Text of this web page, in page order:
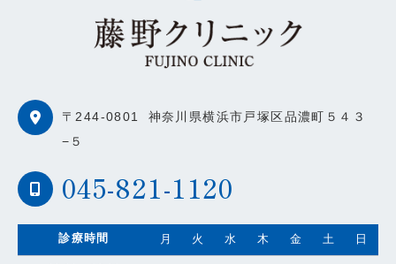
〒244-0801
神奈川県横浜市戸塚区品濃町５４３
−５
045-821-1120
診療時間 月 火 水 木 金 土 日